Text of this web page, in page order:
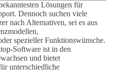
Lösungen für
Dennoch suchen viele
nach Alternativen, sei es aus
spezieller Funktionswünsche.
Software ist in den
und bietet
unterschiedliche